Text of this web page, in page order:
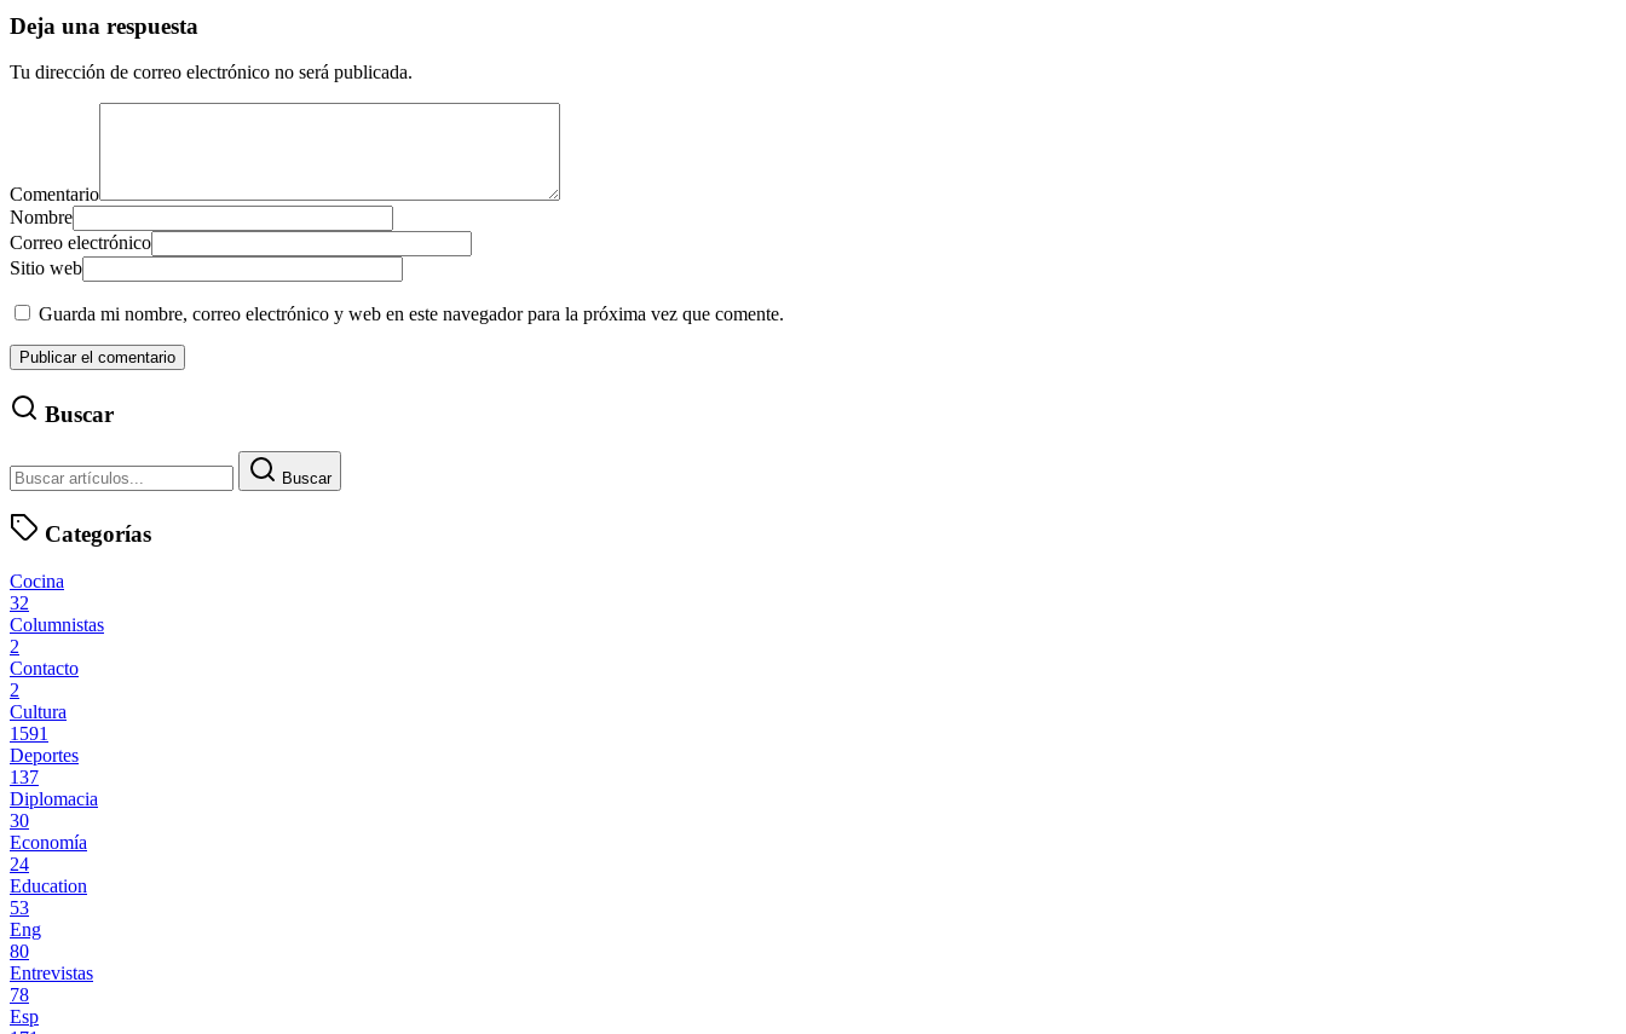
Deja una respuesta
Tu dirección de correo electrónico no será publicada.
Comentario
Nombre
Correo electrónico
Sitio web
Guarda mi nombre, correo electrónico y web en este navegador para la próxima vez que comente.
Buscar
Buscar
Categorías
Cocina
32
Columnistas
2
Contacto
2
Cultura
1591
Deportes
137
Diplomacia
30
Economía
24
Education
53
Eng
80
Entrevistas
78
Esp